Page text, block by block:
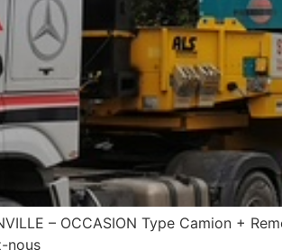
– OCCASION Type Camion +
nous